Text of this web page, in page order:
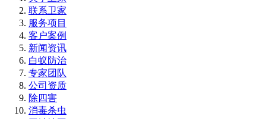
联系卫家
服务项目
客户案例
新闻资讯
白蚁防治
专家团队
公司资质
除四害
消毒杀虫